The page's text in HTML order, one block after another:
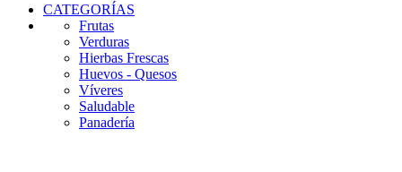
CATEGORÍAS
Frutas
Verduras
Hierbas Frescas
Huevos - Quesos
Víveres
Saludable
Panadería